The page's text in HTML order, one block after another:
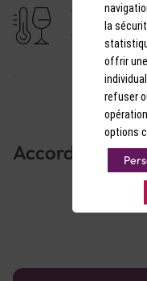
17-18°C
Accords Mets
la
offrir
refuser
options